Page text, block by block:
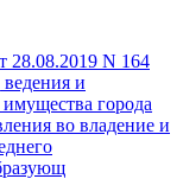
N 164
и
города
во владение и